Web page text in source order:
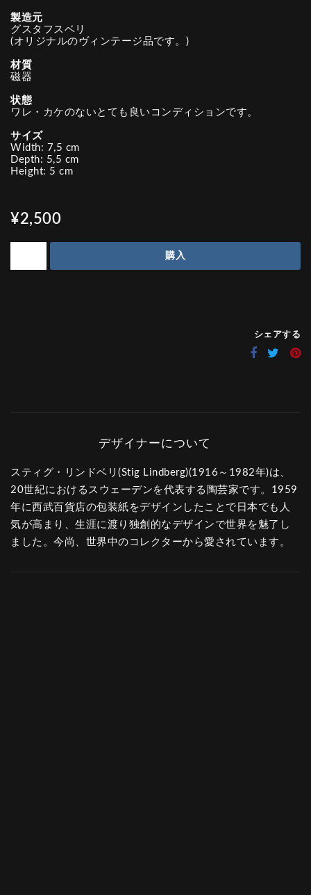
製造元
グスタフスベリ
(オリジナルのヴィンテージ品です。)
材質
磁器
状態
ワレ・カケのないとても良いコンディションです。
サイズ
Width: 7,5 cm
Depth: 5,5 cm
Height: 5 cm
¥2,500
購入
シェアする
スティグ・リンドベリ(Stig Lindberg)(1916～1982年)は、
20世紀におけるスウェーデンを代表する陶芸家です。1959
年に西武百貨店の包装紙をデザインしたことで日本でも人
気が高まり、生涯に渡り独創的なデザインで世界を魅了し
ました。今尚、世界中のコレクターから愛されています。